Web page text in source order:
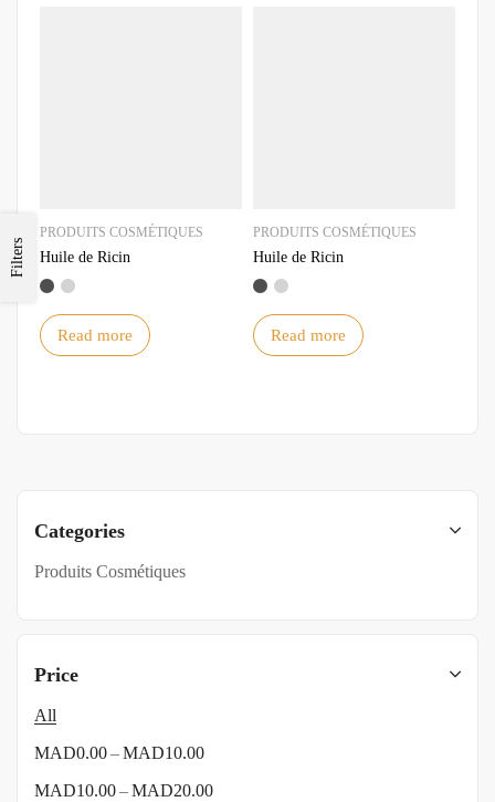
Categories
Produits Cosmétiques
Price
All
MAD0.00–MAD10.00
MAD10.00–MAD20.00
Filters
PRODUITS COSMÉTIQUES
Huile de Ricin
Read more
PRODUITS COSMÉTIQUES
Huile de Ricin
Read more